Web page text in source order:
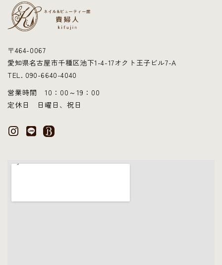
〒464-0067
愛知県名古屋市千種区池下1-4-17オクト王子ビル7-A
TEL. 090-6640-4040
営業時間 10：00～19：00
定休日 日曜日、祝日